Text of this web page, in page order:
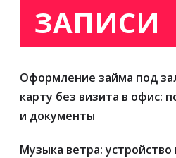
ЗАПИСИ
Оформление займа под
карту без визита в офис:
и документы
Музыка ветра: